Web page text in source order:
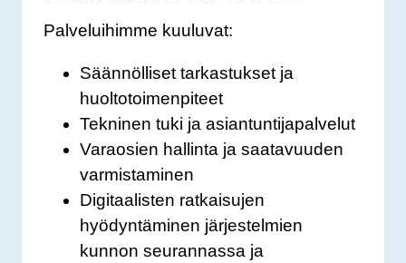
Palveluihimme kuuluvat:
Säännölliset tarkastukset ja
huoltotoimenpiteet
Tekninen tuki ja asiantuntijapalvelut
Varaosien hallinta ja saatavuuden
varmistaminen
Digitaalisten ratkaisujen
hyödyntäminen järjestelmien
kunnon seurannassa ja